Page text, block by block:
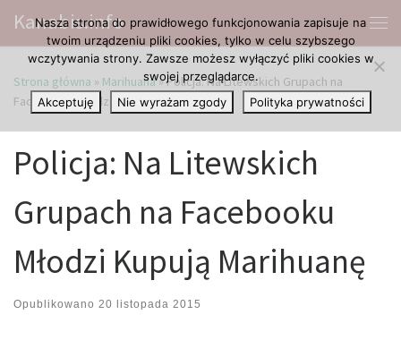
Przejdź do treści
Kanabis.info
Strona główna » Marihuana »Policja: Na Litewskich Grupach na
Facebooku Młodzi Kupują Marihuanę
Policja: Na Litewskich
Grupach na Facebooku
Młodzi Kupują Marihuanę
Opublikowano 20 listopada 2015
Nasza strona do prawidłowego funkcjonowania zapisuje na
twoim urządzeniu pliki cookies, tylko w celu szybszego
wczytywania strony. Zawsze możesz wyłączyć pliki cookies w
swojej przeglądarce.
Akceptuję
Nie wyrażam zgody Polityka prywatności